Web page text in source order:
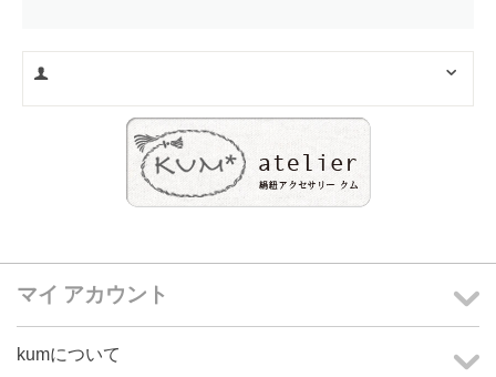
マイ アカウント
kumについて